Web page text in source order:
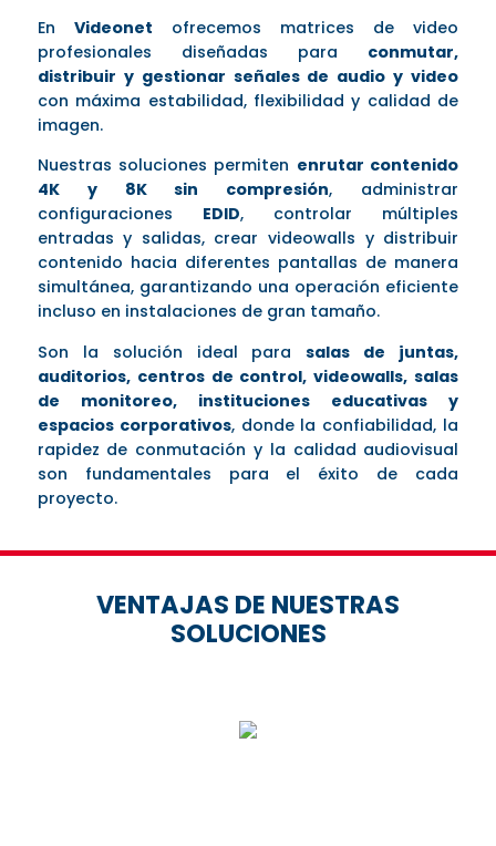
En Videonet ofrecemos matrices de video
profesionales diseñadas para conmutar,
distribuir y gestionar señales de audio y video
con máxima estabilidad, flexibilidad y calidad de
imagen.
Nuestras soluciones permiten enrutar contenido
4K y 8K sin compresión, administrar
configuraciones EDID, controlar múltiples
entradas y salidas, crear videowalls y distribuir
contenido hacia diferentes pantallas de manera
simultánea, garantizando una operación eficiente
incluso en instalaciones de gran tamaño.
Son la solución ideal parasalas de juntas,
auditorios, centros de control, videowalls, salas
de monitoreo, instituciones educativas y
espacios corporativos, donde la confiabilidad, la
rapidez de conmutación y la calidad audiovisual
son fundamentales para el éxito de cada
proyecto.
VENTAJAS DE NUESTRAS
SOLUCIONES